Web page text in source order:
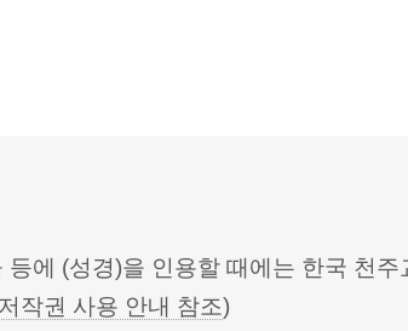
에 (성경)을 인용할 때에는 한국 천
작권 사용 안내 참조)